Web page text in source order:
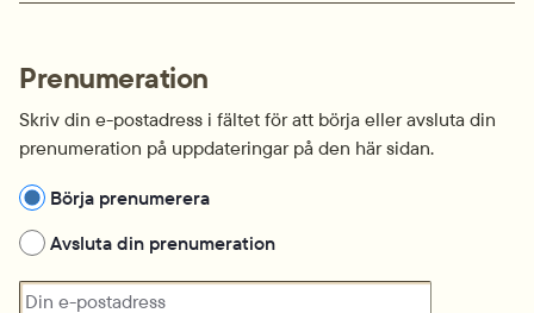
Prenumeration
Skriv din e-postadress i fältet för att börja eller avsluta din
prenumeration på uppdateringar på den här sidan.
Hantera prenumeration
Börja prenumerera
Avsluta din prenumeration
Din e-postadress